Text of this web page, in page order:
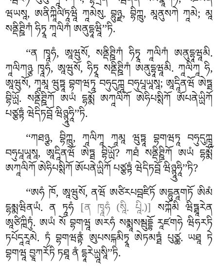
ཝཡསཱ, ཨནིཀྐཱིལི༹ཏཱཝཱི ཀཱམེསུ. བྷུཉྫ, བྷིཀྑུ, མཱནུསཀེ ཀཱམེ; མཱ
སནྡིཊྛིཀཾ ཧིཏྭཱ ཀཱལིཀཾ ཨནུདྷཱཝཱི’’ཏི.
‘‘ན ཁྭཱཧཾ, ཨཱཝུསོ, སནྡིཊྛིཀཾ ཧིཏྭཱ ཀཱལིཀཾ ཨནུདྷཱཝཱམི.
ཀཱལིཀཉྩ ཁྭཱཧཾ, ཨཱཝུསོ, ཧིཏྭཱ སནྡིཊྛིཀཾ ཨནུདྷཱཝཱམི. ཀཱལིཀཱ ཧི,
ཨཱཝུསོ, ཀཱམཱ ཝུཏྟཱ བྷགཝཏཱ བཧུདུཀྑཱ བཧུཔཱཡཱསཱ; ཨཱདཱིནཝོ ཨེཏྠ
བྷིཡྻོ. སནྡིཊྛིཀོ ཨཡཾ དྷམྨོ ཨཀཱལིཀོ ཨེཧིཔསྶིཀོ ཨོཔནེཡྻིཀོ
པཙྩཏྟཾ ཝེདིཏབྦོ ཝིཉྙཱུཧཱི’’ཏི.
‘‘ཀཐཉྩ, བྷིཀྑུ, ཀཱལིཀཱ ཀཱམཱ ཝུཏྟཱ བྷགཝཏཱ བཧུདུཀྑཱ
བཧུཔཱཡཱསཱ, ཨཱདཱིནཝོ ཨེཏྠ བྷིཡྻོ? ཀཐཾ སནྡིཊྛིཀོ ཨཡཾ དྷམྨོ
ཨཀཱལིཀོ ཨེཧིཔསྶིཀོ ཨོཔནེཡྻིཀོ པཙྩཏྟཾ ཝེདིཏབྦོ ཝིཉྙཱུཧཱི’’ཏི?
‘‘ཨཧཾ ཁོ, ཨཱཝུསོ, ནཝོ ཨཙིརཔབྦཛིཏོ ཨདྷུནཱགཏོ ཨིམཾ
དྷམྨཝིནཡཾ. ན ཏཱཧཾ [ན ཁྭཱཧཾ (སཱི. པཱི.)]སཀྐོམི ཝིཏྠཱརེན
ཨཱཙིཀྑིཏུཾ. ཨཡཾ སོ བྷགཝཱ ཨརཧཾ སམྨཱསམྦུདྡྷོ རཱཛགཧེ ཝིཧརཏི
ཏཔོདཱརཱམེ. ཏཾ བྷགཝནྟཾ ཨུཔསངྐམིཏྭཱ ཨེཏམཏྠཾ པུཙྪ. ཡཐཱ ཏེ
བྷགཝཱ བྱཱཀརོཏི ཏཐཱ ནཾ དྷཱརེཡྻཱསཱི’’ཏི.